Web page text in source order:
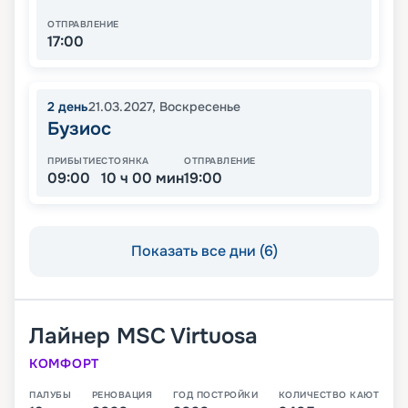
ОТПРАВЛЕНИЕ
17:00
2 день21.03.2027, Воскресенье
Бузиос
ПРИБЫТИЕ
09:00
СТОЯНКА
10 ч 00 мин
ОТПРАВЛЕНИЕ
19:00
Показать все дни (6)
Лайнер MSC Virtuosa
КОМФОРТ
ПАЛУБЫ РЕНОВАЦИЯ ГОД ПОСТРОЙКИ КОЛИЧЕСТВО КАЮТ